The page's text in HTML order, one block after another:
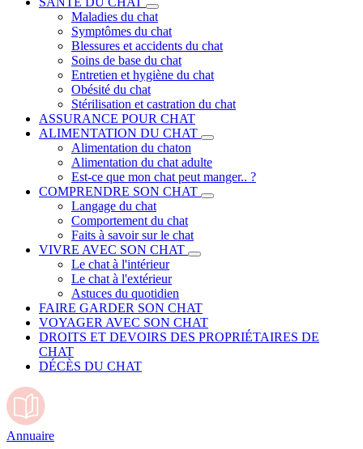
Maladies du chat
Symptômes du chat
Blessures et accidents du chat
Soins de base du chat
Entretien et hygiène du chat
Obésité du chat
Stérilisation et castration du chat
ASSURANCE POUR CHAT
ALIMENTATION DU CHAT
Alimentation du chaton
Alimentation du chat adulte
Est-ce que mon chat peut manger.. ?
COMPRENDRE SON CHAT
Langage du chat
Comportement du chat
Faits à savoir sur le chat
VIVRE AVEC SON CHAT
Le chat à l'intérieur
Le chat à l'extérieur
Astuces du quotidien
FAIRE GARDER SON CHAT
VOYAGER AVEC SON CHAT
DROITS ET DEVOIRS DES PROPRIÉTAIRES DE
CHAT
DÉCÈS DU CHAT
Annuaire